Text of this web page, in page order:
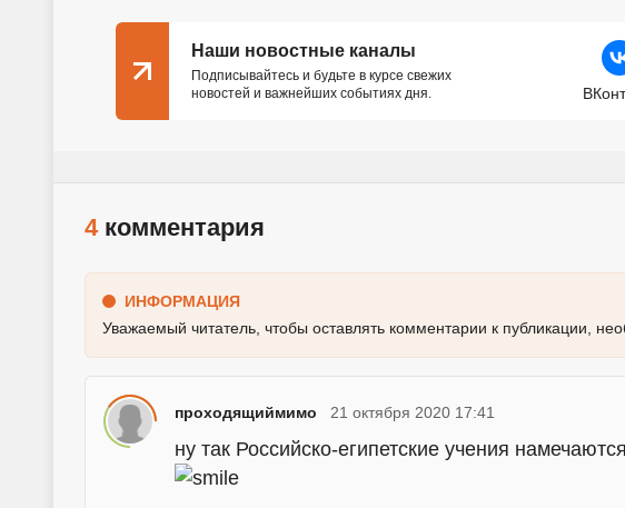
Наши новостные каналы
Подписывайтесь и будьте в курсе свежих
новостей и важнейших событиях дня.
4комментария
ИНФОРМАЦИЯ
Уважаемый читатель, чтобы оставлять комментарии к публикации,
проходящиймимо 21 октября 2020 17:41
ну так Российско-египетские учения